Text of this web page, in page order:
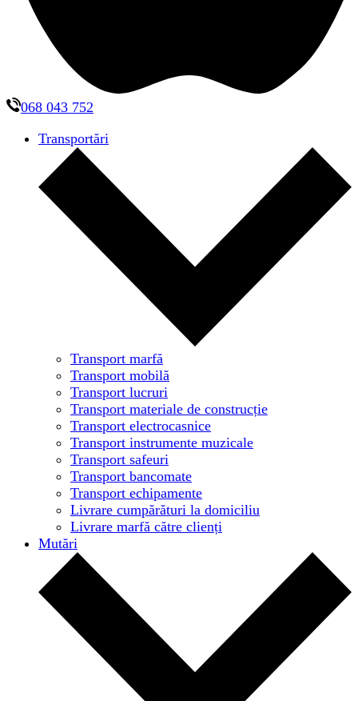
068 043 752
Transportări
Transport marfă
Transport mobilă
Transport lucruri
Transport materiale de construcție
Transport electrocasnice
Transport instrumente muzicale
Transport safeuri
Transport bancomate
Transport echipamente
Livrare cumpărături la domiciliu
Livrare marfă către clienți
Mutări